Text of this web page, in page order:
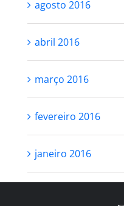
agosto 2016
abril 2016
março 2016
fevereiro 2016
janeiro 2016